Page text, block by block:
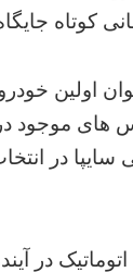
کوتاه
های
سایپا در
اتوماتیک در